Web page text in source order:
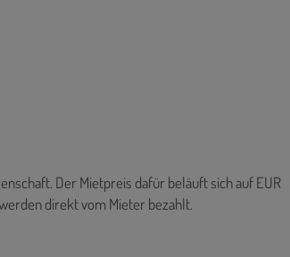
Der Mietpreis dafür beläuft sich auf EUR
direkt vom Mieter bezahlt.